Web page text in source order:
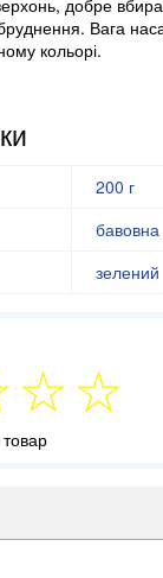
добре
Вага
кольорі.
200 г
бавовна
зелений